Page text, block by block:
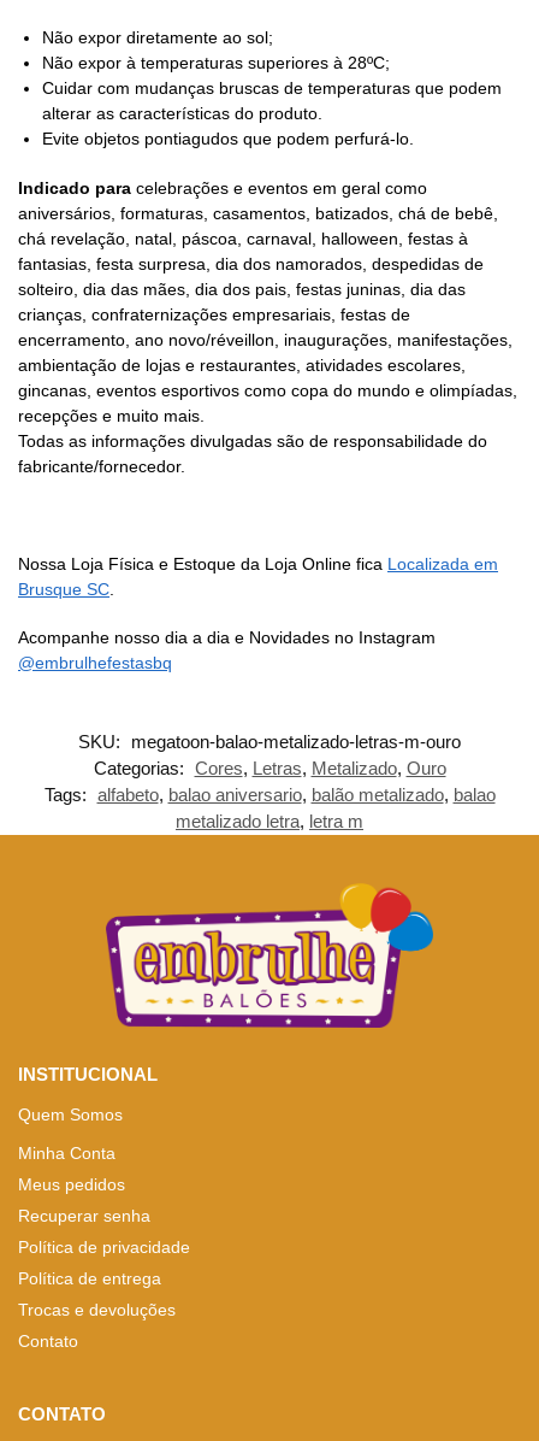
Não expor diretamente ao sol;
Não expor à temperaturas superiores à 28ºC;
Cuidar com mudanças bruscas de temperaturas que podem
alterar as características do produto.
Evite objetos pontiagudos que podem perfurá-lo.
Indicado para celebrações e eventos em geral como
aniversários, formaturas, casamentos, batizados, chá de bebê,
chá revelação, natal, páscoa, carnaval, halloween, festas à
fantasias, festa surpresa, dia dos namorados, despedidas de
solteiro, dia das mães, dia dos pais, festas juninas, dia das
crianças, confraternizações empresariais, festas de
encerramento, ano novo/réveillon, inaugurações, manifestações,
ambientação de lojas e restaurantes, atividades escolares,
gincanas, eventos esportivos como copa do mundo e olimpíadas,
recepções e muito mais.
Todas as informações divulgadas são de responsabilidade do
fabricante/fornecedor.
Nossa Loja Física e Estoque da Loja Online fica Localizada em
Brusque SC
Acompanhe nosso dia a dia e Novidades no Instagram
@embrulhefestasbq
SKU:
megatoon-balao-metalizado-letras-m-ouro
Categorias: Cores, Letras, Metalizado, Ouro
Tags: alfabeto, balao aniversario, balão metalizado, balao
metalizado letra, letra m
INSTITUCIONAL
Quem Somos
Minha Conta
Meus pedidos
Recuperar senha
Política de privacidade
Política de entrega
Trocas e devoluções
Contato
CONTATO